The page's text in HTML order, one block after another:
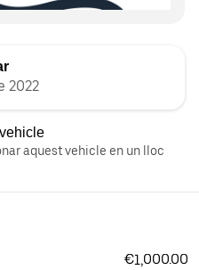
2022
aquest vehicle en un lloc
€1,000.00